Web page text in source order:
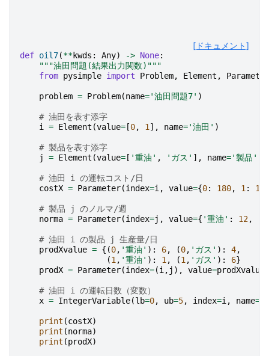
[ドキュメント]
def oil7(**kwds : Any) -> None:
"""油田問題(結果出力関数)"""
from pysimple import Problem, Element , Parameter
problem = Problem(name='油田問題7' )
# 油田を表す添字
i
= Element (value= [0, 1 ], name='油田' )
# 製品を表す添字
j
= Element (value= [ '重油' , 'ガス' ], name='製品'
# 油田 i の運転コスト/日
costX = Parameter(index=i , value={0: 180, 1 : 160
# 製品 j のノルマ/週
norma = Parameter(index=j , value={ '重油' : 12,
# 油田 i の製品 j 生産量/日
prodXvalue = {(0, '重油' ): 6, (0, 'ガス' ): 4,
(1 , '重油' ): 1 , (1 , 'ガス' ): 6}
prodX = Parameter(index=(i , j ), value=prodXvalue
# 油田 i の運転日数（変数）
x = IntegerVariable(lb=0, ub=5, index=i , name=
print (costX)
print (norma)
print (prodX)